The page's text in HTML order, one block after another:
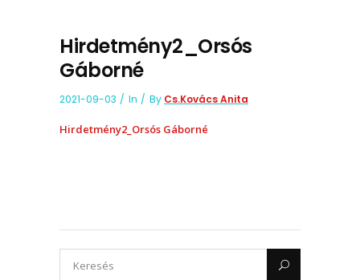
Hirdetmény2_Orsós
Gáborné
2021-09-03 In By Cs.Kovács Anita
Hirdetmény2_Orsós Gáborné